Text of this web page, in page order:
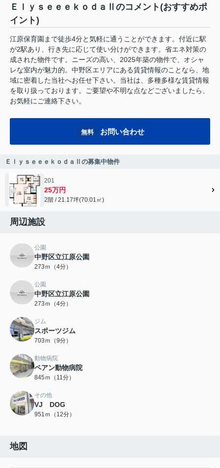
ＥｌｙｓｅｅｅｋｏｄａⅡのコメント(おすすめポ
イント)
江原保育園まで徒歩4分と気軽に通うことができます。付近に駅
が2駅あり、行き先に応じて使い分けができます。省エネ対策の
成された物件です。ニーズの高い、2025年築の物件で、オシャ
レな室内が魅力的。中野区エリアにある賃貸情報のことなら、地
域に密着した当社へお任せ下さい。当社は、多種多様な賃貸情報
を取り扱っております。ご要望や不明な点などございましたら、
お気軽にご連絡下さい。
無料 お問い合わせ
ＥｌｙｓｅｅｅｋｏｄａⅡの募集中物件
201
25万円
2階 / 21.17坪(70.01㎡)
周辺施設
公園
中野区立江原公園
273ｍ（4分）
公園
中野区立江原公園
273ｍ（4分）
ジム
スポーツジム
703ｍ（9分）
動物病院
ペアン動物病院
845ｍ（11分）
その他
VJ DOG
951ｍ（12分）
地図